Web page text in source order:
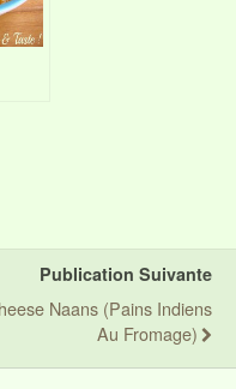
Publication Suivante
Naans (pains Indiens
Au Fromage)